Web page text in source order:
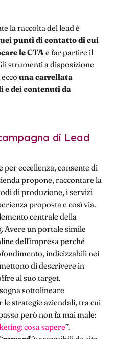
la raccolta del lead è
punti di contatto di cui
le CTAe far partire il
strumenti a disposizione
una carrellata
e dei contenuti da
di Lead
per eccellenza, consente di
propone, raccontare la
di produzione, i servizi
proposta e così via.
centrale della
Avere un portale simile
dell’impresa perché
indicizzabili nei
di descrivere in
al suo target.
sottolineare
le strategie aziendali, tra cui
però non fa mai male:
cosa sapere”.